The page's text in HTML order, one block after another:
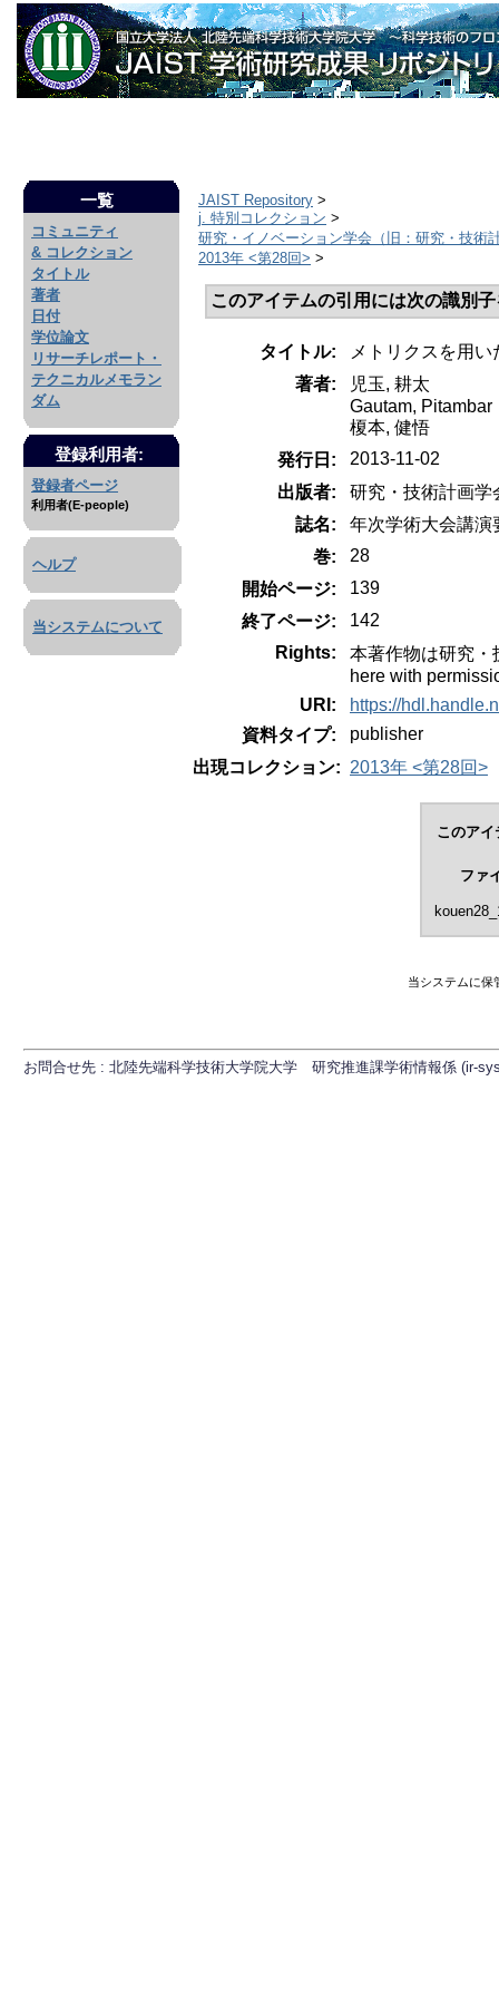
一覧
コミュニティ
& コレクション
タイトル
著者
日付
学位論文
リサーチレポート・
テクニカルメモラン
ダム
登録利用者:
登録者ページ
利用者(E-people)
ヘルプ
当システムについて
JAIST Repository >
j. 特別コレクション >
研究・イノベーション学会（旧：研究・技術
2013年 <第28回> >
このアイテムの引用には次の識別
タイトル:
メトリクスを用
著者:
児玉, 耕太
Gautam, Pitambar
榎本, 健悟
発行日:
2013-11-02
出版者:
研究・技術計画学
誌名:
年次学術大会講演
巻:
28
開始ページ:
139
終了ページ:
142
Rights:
本著作物は研究・
here with
URI:
https://
資料タイプ:
publisher
出現コレクション: 2013年 <第28回>
このアイ
ファ
当システムに保
お問合せ先 : 北陸先端科学技術大学院大学 研究推進課学術情報係 (ir-